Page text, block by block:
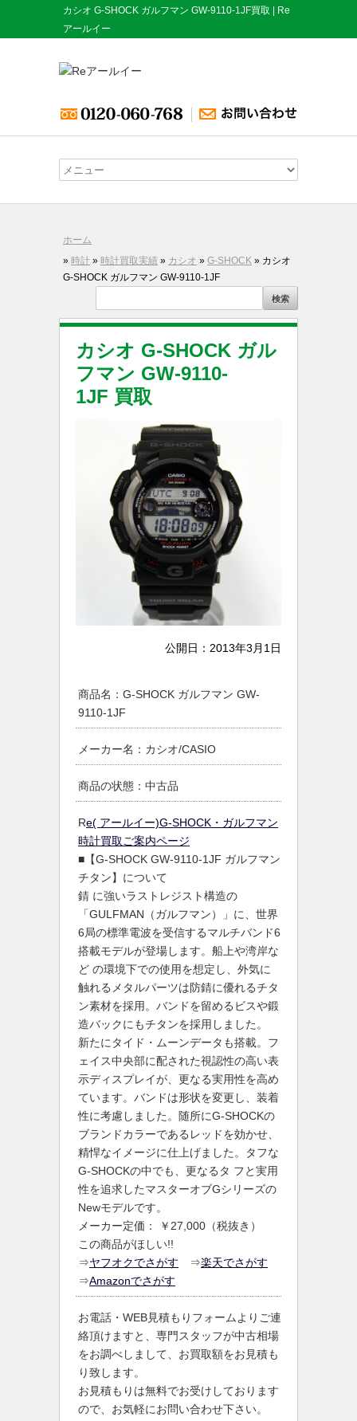
カシオ G-SHOCK ガルフマン GW-9110-1JF買取 | Re
アールイー
ホーム
» 時計 » 時計買取実績 » カシオ » G-SHOCK » カシオ
G-SHOCK ガルフマン GW-9110-1JF
カシオ G-SHOCK ガル
フマン GW-9110-
1JF 買取
公開日： 2013年3月1日
商品名：G-SHOCK ガルフマン GW-
9110-1JF
メーカー名：カシオ/CASIO
商品の状態：中古品
Re( アールイー)G-SHOCK・ガルフマン
時計買取ご案内ページ
■【G-SHOCK GW-9110-1JF ガルフマン
チタン】について
錆 に強いラストレジスト構造の
「GULFMAN（ガルフマン）」に、世界
6局の標準電波を受信するマルチバンド6
搭載モデルが登場します。船上や湾岸な
ど の環境下での使用を想定し、外気に
触れるメタルパーツは防錆に優れるチタ
ン素材を採用。バンドを留めるビスや鍛
造バックにもチタンを採用しました。
新たにタイド・ムーンデータも搭載。フ
ェイス中央部に配された視認性の高い表
示ディスプレイが、更なる実用性を高め
ています。バンドは形状を変更し、装着
性に考慮しました。随所にG-SHOCKの
ブランドカラーであるレッドを効かせ、
精悍なイメージに仕上げました。タフな
G-SHOCKの中でも、更なるタ フと実用
性を追求したマスターオブGシリーズの
Newモデルです。
メーカー定価： ￥27,000（税抜き）
この商品がほしい!!
⇒ヤフオクでさがす ⇒楽天でさがす
⇒Amazonでさがす
お電話・WEB見積もりフォームよりご連
絡頂けますと、専門スタッフが中古相場
をお調べしまして、お買取額をお見積も
り致します。
お見積もりは無料でお受けしております
ので、お気軽にお問い合わせ下さい。